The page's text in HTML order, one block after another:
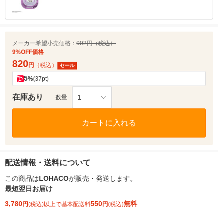
メーカー希望小売価格： 902円（税込）
9%OFF価格
820円 （税込） セール
5%(37pt)
在庫あり 数量 1
カートに入れる
配送情報・送料について
この商品はLOHACOが販売・発送します。
最短翌日お届け
3,780円(税込)以上で基本配送料550円(税込)無料